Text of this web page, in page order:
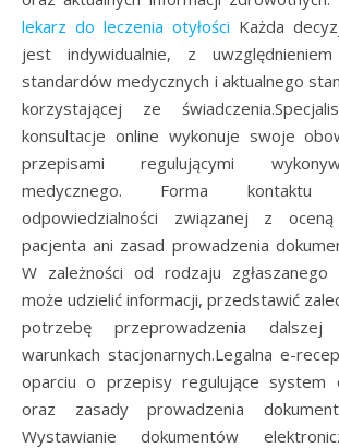
lekarz do leczenia otyłości Każda
jest indywidualnie, z uwzględnieniem
standardów medycznych i aktualnego
korzystającej ze
konsultacje online wykonuje swoje
przepisami regulującymi
medycznego. Forma
odpowiedzialności związanej z
pacjenta ani zasad prowadzenia
W zależności od rodzaju zgłaszanego
może udzielić informacji, przedstawić
potrzebę przeprowadzenia
warunkach stacjonarnych.Legalna e-
oparciu o przepisy regulujące system
oraz zasady prowadzenia
Wystawianie dokumentów